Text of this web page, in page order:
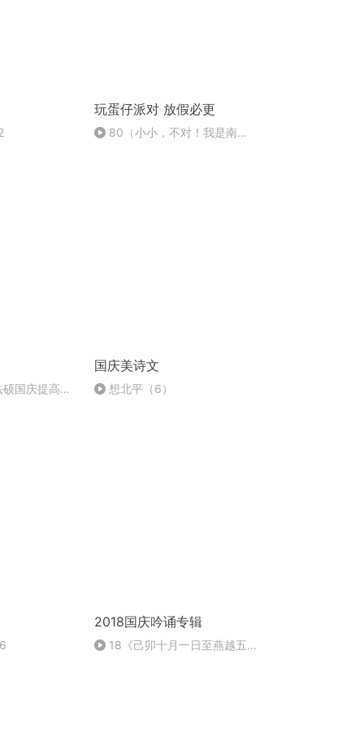
玩蛋仔派对 放假必更
80（小小，不对！我是南
国庆提高班
国庆美诗文
想北平（6）
2018国庆吟诵专辑
18《己卯十月一日至燕越五